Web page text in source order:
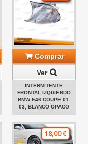
Comprar
Ver
INTERMITENTE
FRONTAL IZQUIERDO
BMW E46 COUPE 01-
03, BLANCO OPACO
18,00 €